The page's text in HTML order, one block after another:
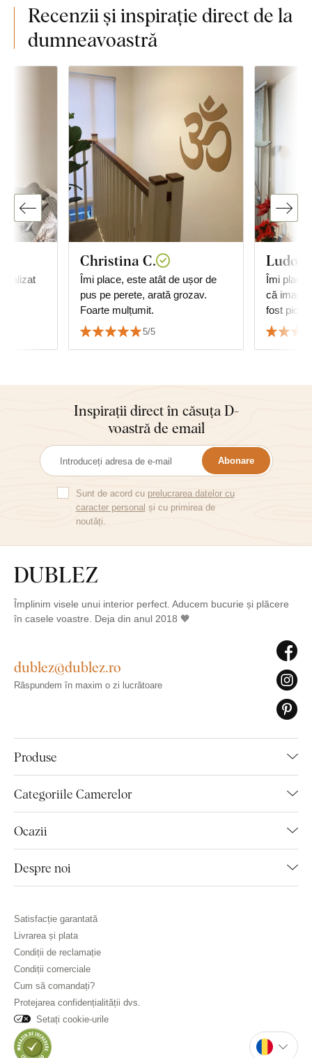
Recenzii și inspirație direct de la
dumneavoastră
Christina C.
Îmi place, este atât de ușor de
pus pe perete, arată grozav.
Foarte mulțumit.
5/5
Îmi plac
că
fost
Inspirații direct în căsuța D-
voastră de email
Abonare
Sunt de acord cu prelucrarea datelor cu
caracter personal și cu primirea de
noutăți.
Împlinim visele unui interior perfect. Aducem bucurie și plăcere
în casele voastre. Deja din anul 2018 🧡
Produse
Categoriile Camerelor
Ocazii
Despre noi
dublez@dublez.ro
Răspundem în maxim o zi lucrătoare
Satisfacție garantată
Livrarea și plata
Condiții de reclamație
Condiții comerciale
Cum să comandați?
Protejarea confidențialității dvs.
Setați cookie-urile